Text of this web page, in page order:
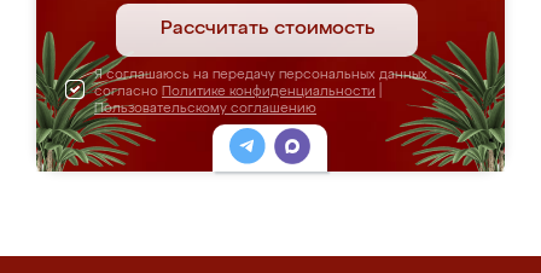
Рассчитать стоимость
Я соглашаюсь на передачу персональных данных
согласно Политике конфиденциальности
Пользовательскому соглашению